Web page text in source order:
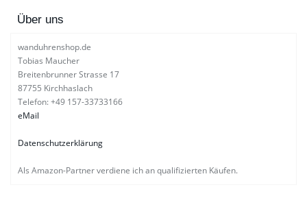
Über uns
wanduhrenshop.de
Tobias Maucher
Breitenbrunner Strasse 17
87755 Kirchhaslach
Telefon: +49 157-33733166
eMail
Datenschutzerklärung
Als Amazon-Partner verdiene ich an qualifizierten Käufen.